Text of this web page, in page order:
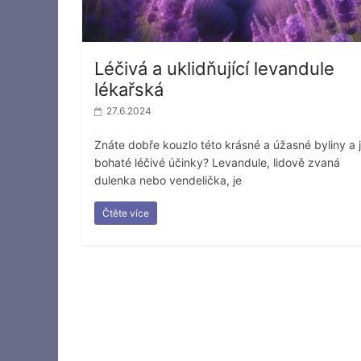
Léčivá a uklidňující levandule
lékařská
27.6.2024
Znáte dobře kouzlo této krásné a úžasné byliny a
bohaté léčivé účinky? Levandule, lidově zvaná
dulenka nebo vendelička, je
Čtěte více